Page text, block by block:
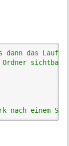
das
sichtbar.
nach einem